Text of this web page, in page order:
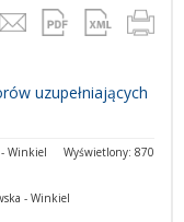
uzupełniających
Wyświetlony: 870
Winkiel
- Winkiel